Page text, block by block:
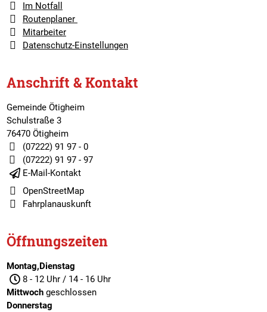
Im Notfall
Routenplaner
Mitarbeiter
Datenschutz-Einstellungen
Anschrift & Kontakt
Gemeinde Ötigheim
Schulstraße 3
76470 Ötigheim
(07222) 91 97 - 0
(07222) 91 97 - 97
E-Mail-Kontakt
OpenStreetMap
Fahrplanauskunft
Öffnungszeiten
Montag,Dienstag
8 - 12 Uhr / 14 - 16 Uhr
Mittwochgeschlossen
Donnerstag